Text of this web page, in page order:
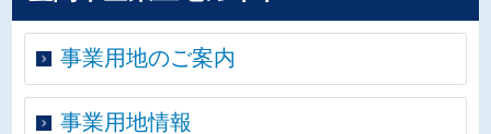
事業用地のご案内
事業用地情報